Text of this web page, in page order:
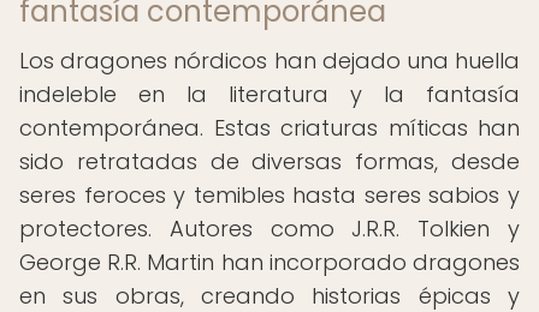
fantasía contemporánea
Los dragones nórdicos han dejado una huella
indeleble en la literatura y la fantasía
contemporánea. Estas criaturas míticas han
sido retratadas de diversas formas, desde
seres feroces y temibles hasta seres sabios y
protectores. Autores como J.R.R. Tolkien y
George R.R. Martin han incorporado dragones
en sus obras, creando historias épicas y